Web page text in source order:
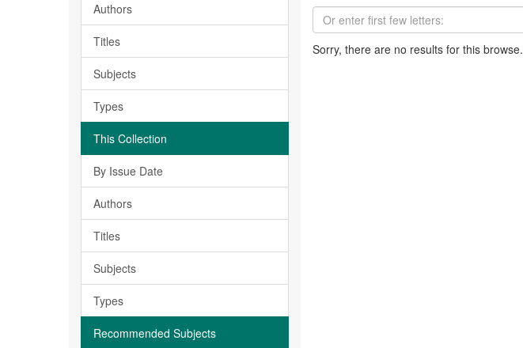
Authors
Titles
Subjects
Types
This Collection
By Issue Date
Authors
Titles
Subjects
Types
Recommended Subjects
Sorry, there are no results for this browse.